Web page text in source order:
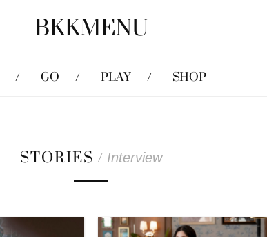
BKKMENU
GO PLAY SHOP
STORIES / Interview